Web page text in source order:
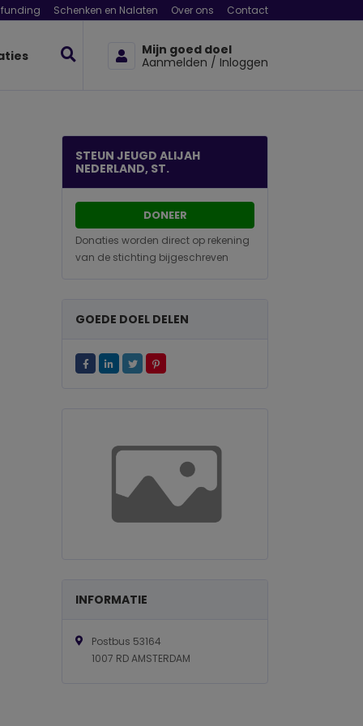
Schenken en Nalaten Over ons Contact
Mijn goed doel
Aanmelden / Inloggen
STEUN JEUGD ALIJAH
NEDERLAND, ST.
DONEER
Donaties worden direct op rekening
van de stichting bijgeschreven
GOEDE DOEL DELEN
INFORMATIE
Postbus 53164
1007 RD AMSTERDAM